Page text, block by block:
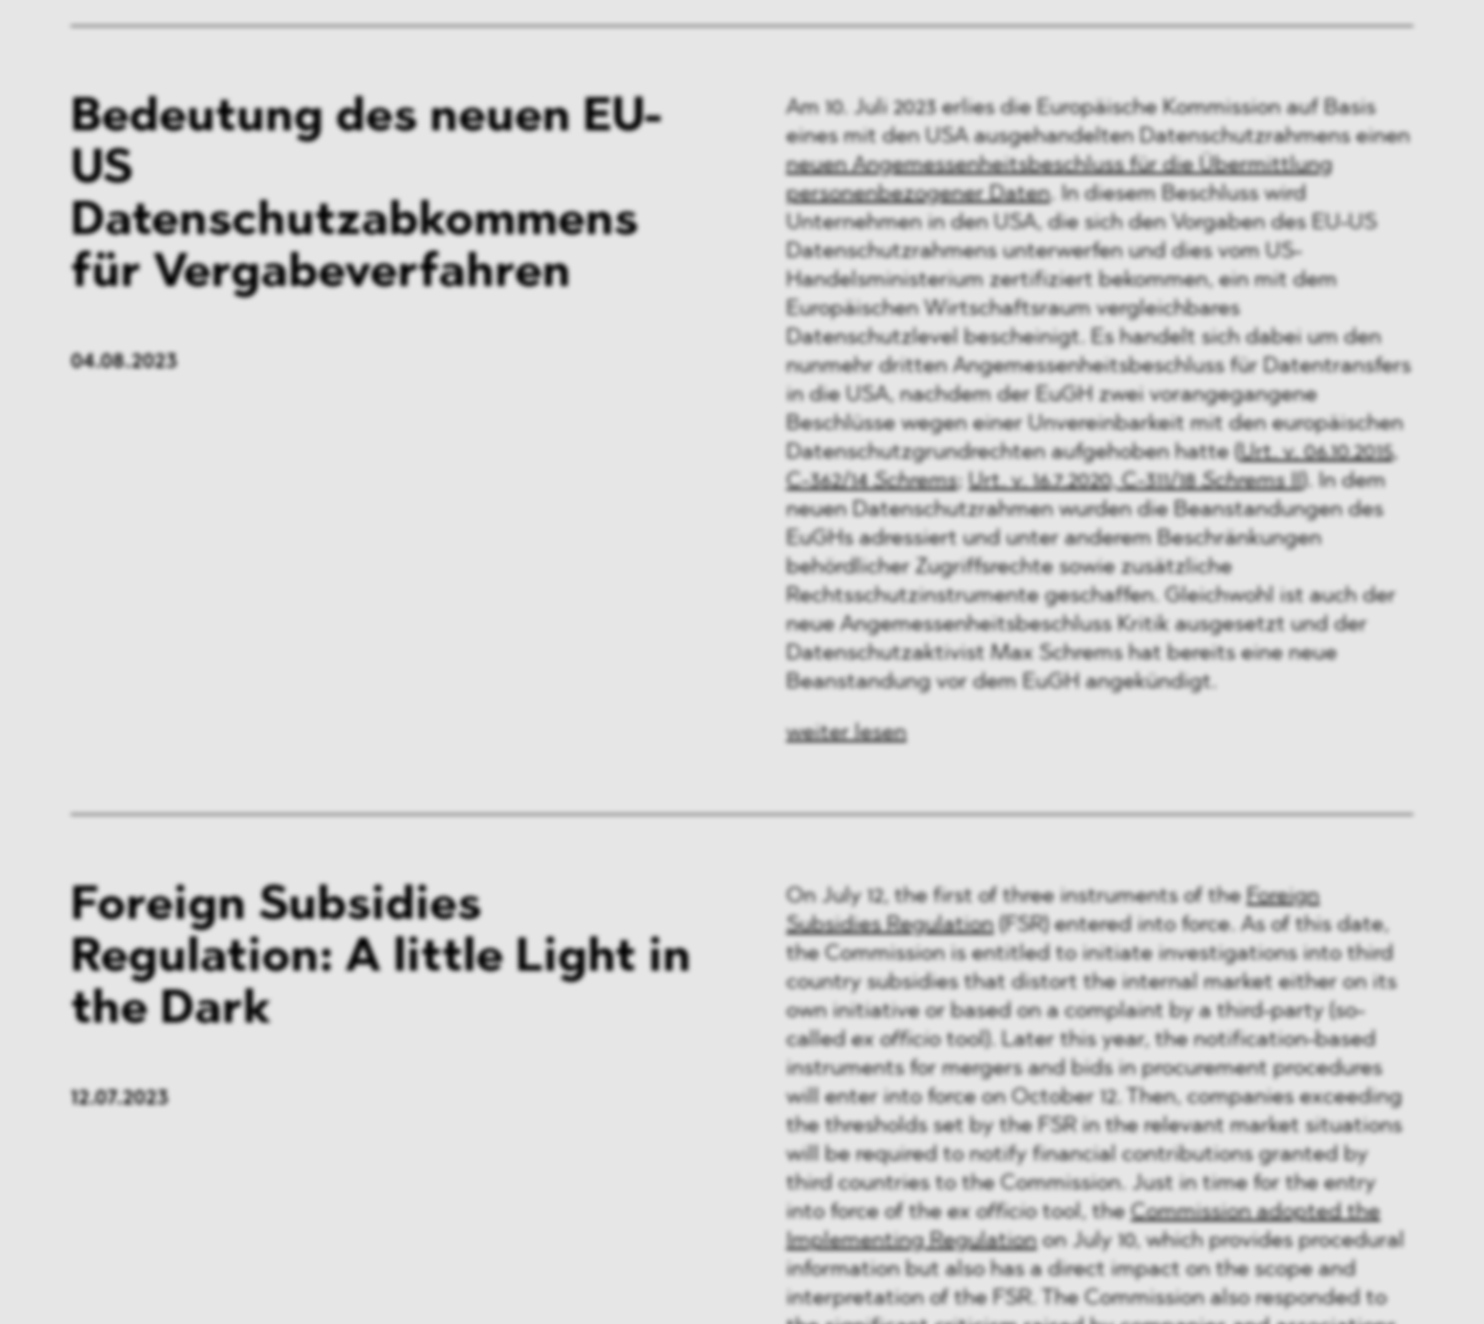
Bedeutung des neuen EU-
US
Datenschutzabkommens
für Vergabeverfahren
04.08.2023
Am 10. Juli 2023 erlies die Europäische Kommission auf Basis
eines mit den USA ausgehandelten Datenschutzrahmens einen
neuen Angemessenheitsbeschluss für die Übermittlung
personenbezogener Daten. In diesem Beschluss wird
Unternehmen in den USA, die sich den Vorgaben des EU-US
Datenschutzrahmens unterwerfen und dies vom US-
Handelsministerium zertifiziert bekommen, ein mit dem
Europäischen Wirtschaftsraum vergleichbares
Datenschutzlevel bescheinigt. Es handelt sich dabei um den
nunmehr dritten Angemessenheitsbeschluss für Datentransfers
in die USA, nachdem der EuGH zwei vorangegangene
Beschlüsse wegen einer Unvereinbarkeit mit den europäischen
Datenschutzgrundrechten aufgehoben hatte ( Urt. v. 06.10.2015,
C-362/14Schrems; Urt. v. 16.7.2020, C-311/18SchremsII ). In dem
neuen Datenschutzrahmen wurden die Beanstandungen des
EuGHs adressiert und unter anderem Beschränkungen
behördlicher Zugriffsrechte sowie zusätzliche
Rechtsschutzinstrumente geschaffen. Gleichwohl ist auch der
neue Angemessenheitsbeschluss Kritik ausgesetzt und der
Datenschutzaktivist Max Schrems hat bereits eine neue
Beanstandung vor dem EuGH angekündigt.
weiter lesen
Foreign Subsidies
Regulation: A little Light in
the Dark
12.07.2023
On July 12, the first of three instruments of the Foreign
Subsidies Regulation(FSR) entered into force. As of this date,
the Commission is entitled to initiate investigations into third
country subsidies that distort the internal market either on its
own initiative or based on a complaint by a third-party (so-
calledex officiotool). Later this year, the notification-based
instruments for mergers and bids in procurement procedures
will enter into force on October 12. Then, companies exceeding
the thresholds set by the FSR in the relevant market situations
will be required to notify financial contributions granted by
third countries to the Commission. Just in time for the entry
into force of theex officiotool, the Commission adopted the
Implementing Regulationon July 10, which provides procedural
information but also has a direct impact on the scope and
interpretation of the FSR. The Commission also responded to